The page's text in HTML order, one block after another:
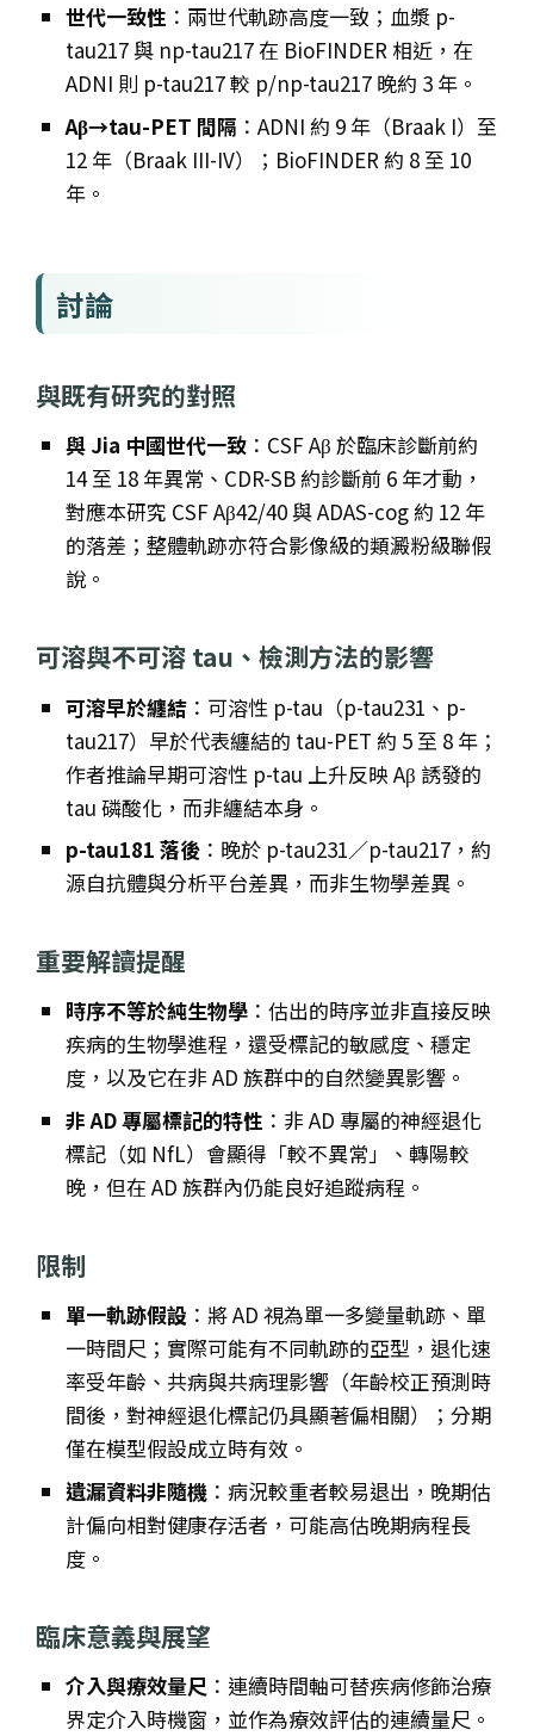
世代一致性 ：兩世代軌跡高度一致；血漿 p-
tau217 與 np-tau217 在 BioFINDER 相近，在
ADNI 則 p-tau217 較 p/np-tau217 晚約 3 年。
Aβ→tau-PET 間隔 ：ADNI 約 9 年（Braak I）至
12 年（Braak III-IV）；BioFINDER 約 8 至 10
年。
討論
與既有研究的對照
與 Jia 中國世代一致 ：CSF Aβ 於臨床診斷前約
14 至 18 年異常、CDR-SB 約診斷前 6 年才動，
對應本研究 CSF Aβ42/40 與 ADAS-cog 約 12 年
的落差；整體軌跡亦符合影像級的類澱粉級聯假
說。
可溶與不可溶 tau、檢測方法的影響
可溶早於纏結 ：可溶性 p-tau（p-tau231、p-
tau217）早於代表纏結的 tau-PET 約 5 至 8 年；
作者推論早期可溶性 p-tau 上升反映 Aβ 誘發的
tau 磷酸化，而非纏結本身。
p-tau181 落後 ：晚於 p-tau231／p-tau217，約
源自抗體與分析平台差異，而非生物學差異。
重要解讀提醒
時序不等於純生物學 ：估出的時序並非直接反映
疾病的生物學進程，還受標記的敏感度、穩定
度，以及它在非 AD 族群中的自然變異影響。
非 AD 專屬標記的特性 ：非 AD 專屬的神經退化
標記（如 NfL）會顯得「較不異常」、轉陽較
晚，但在 AD 族群內仍能良好追蹤病程。
限制
單一軌跡假設 ：將 AD 視為單一多變量軌跡、單
一時間尺；實際可能有不同軌跡的亞型，退化速
率受年齡、共病與共病理影響（年齡校正預測時
間後，對神經退化標記仍具顯著偏相關）；分期
僅在模型假設成立時有效。
遺漏資料非隨機 ：病況較重者較易退出，晚期估
計偏向相對健康存活者，可能高估晚期病程長
度。
臨床意義與展望
介入與療效量尺 ：連續時間軸可替疾病修飾治療
界定介入時機窗，並作為療效評估的連續量尺。